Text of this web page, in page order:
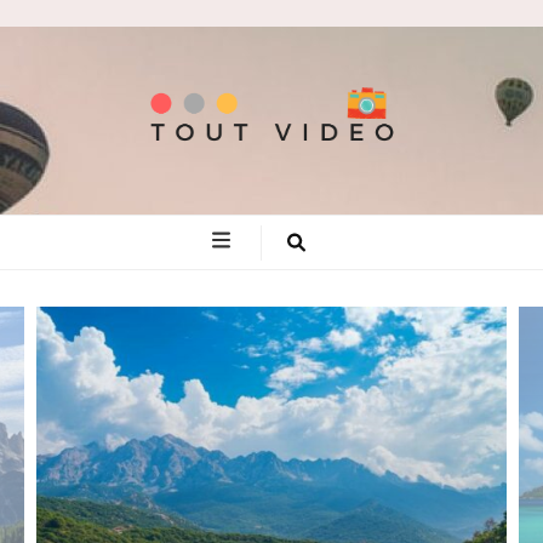
Tout video
Les meilleures adresses de voyage!